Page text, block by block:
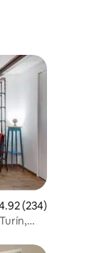
promedio:
(234)